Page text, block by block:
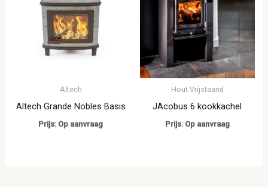
Altech
Altech Grande Nobles Basis
Prijs: Op aanvraag
Hout Vrijstaand
JAcobus 6 kookkachel
Prijs: Op aanvraag